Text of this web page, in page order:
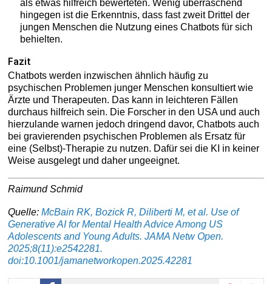
als etwas hilfreich bewerteten. Wenig überraschend
hingegen ist die Erkenntnis, dass fast zweit Drittel der
jungen Menschen die Nutzung eines Chatbots für sich
behielten.
Fazit
Chatbots werden inzwischen ähnlich häufig zu
psychischen Problemen junger Menschen konsultiert wie
Ärzte und Therapeuten. Das kann in leichteren Fällen
durchaus hilfreich sein. Die Forscher in den USA und auch
hierzulande warnen jedoch dringend davor, Chatbots auch
bei gravierenden psychischen Problemen als Ersatz für
eine (Selbst)-Therapie zu nutzen. Dafür sei die KI in keiner
Weise ausgelegt und daher ungeeignet.
Raimund Schmid
Quelle:McBain RK, Bozick R, Diliberti M, et al. Use of
Generative AI for Mental Health Advice Among US
Adolescents and Young Adults. JAMA Netw Open.
2025;8(11):e2542281.
doi:10.1001/jamanetworkopen.2025.42281